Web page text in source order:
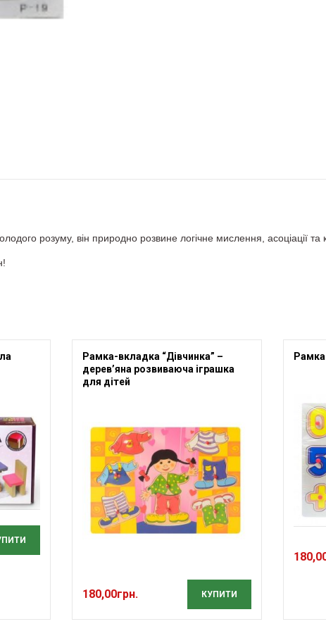
розуму, він природно розвине логічне мислення, асоціації та
Рамка-вкладка “Дівчинка” –
дерев’яна розвиваюча іграшка
для дітей
180,00грн. КУПИТИ